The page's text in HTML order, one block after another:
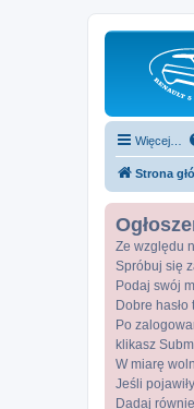
Więcej…
Strona
Ze względu
Spróbuj się
Podaj swój
Dobre
Po
klikasz
W miarę
Jeśli
Dadaj